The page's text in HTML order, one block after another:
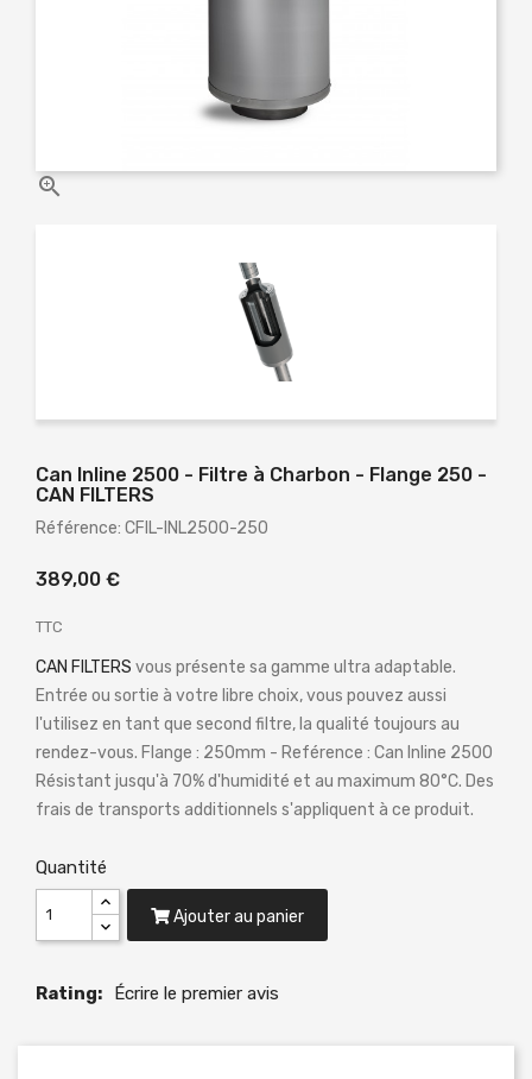

Can Inline 2500 - Filtre à Charbon - Flange 250 -
CAN FILTERS
Référence: CFIL-INL2500-250
389,00 €
TTC
CAN FILTERS vous présente sa gamme ultra adaptable.
Entrée ou sortie à votre libre choix, vous pouvez aussi
l'utilisez en tant que second filtre, la qualité toujours au
rendez-vous. Flange : 250mm - Reférence : Can Inline 2500
Résistant jusqu'à 70% d'humidité et au maximum 80°C. Des
frais de transports additionnels s'appliquent à ce produit.
Quantité
Ajouter au panier
Rating: Écrire le premier avis